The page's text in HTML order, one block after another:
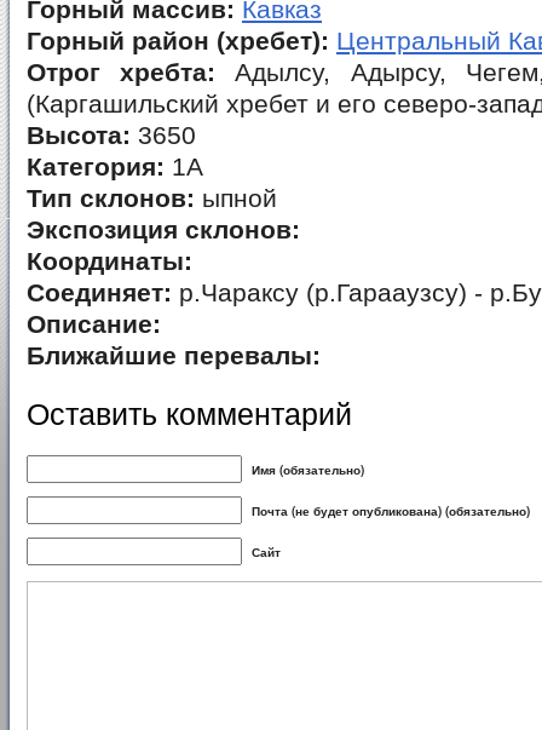
Горный массив: Кавказ
Горный район (хребет): Центральный
Отрог хребта: Адылсу, Адырсу,
(Каргашильский хребет и его северо-
Высота: 3650
Категория: 1А
Тип склонов: ыпной
Экспозиция склонов:
Координаты:
Соединяет: р.Чараксу (р.Гарааузсу) -
Описание:
Ближайшие перевалы:
Оставить комментарий
Имя (обязательно)
Почта (не будет опубликована) (обязательно)
Сайт